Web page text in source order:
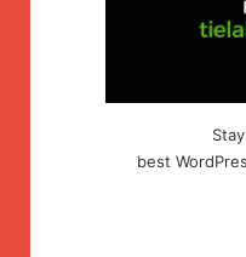
best